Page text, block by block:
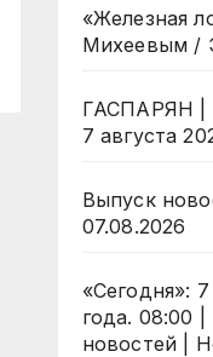
«Железная
Михеевым /
ГАСПАРЯН |
7 августа
Выпуск
07.08.2026
«Сегодня»:
года. 08:00
новостей |